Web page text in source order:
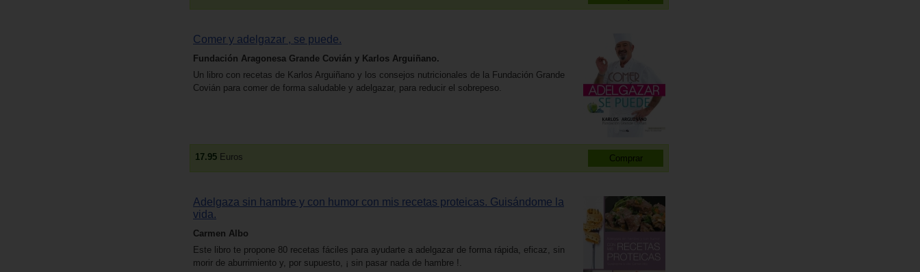
Comer y adelgazar , se puede.
Fundación Aragonesa Grande Covián y Karlos Arguiñano.
Un libro con recetas de Karlos Arguiñano y los consejos nutricionales de la Fundación Grande
Covián para comer de forma saludable y adelgazar, para reducir el sobrepeso.
17.95 Euros
Adelgaza sin hambre y con humor con mis recetas proteicas. Guisándome la
vida.
Carmen Albo
Este libro te propone 80 recetas fáciles para ayudarte a adelgazar de forma rápida, eficaz, sin
morir de aburrimiento y, por supuesto, ¡ sin pasar nada de hambre !.